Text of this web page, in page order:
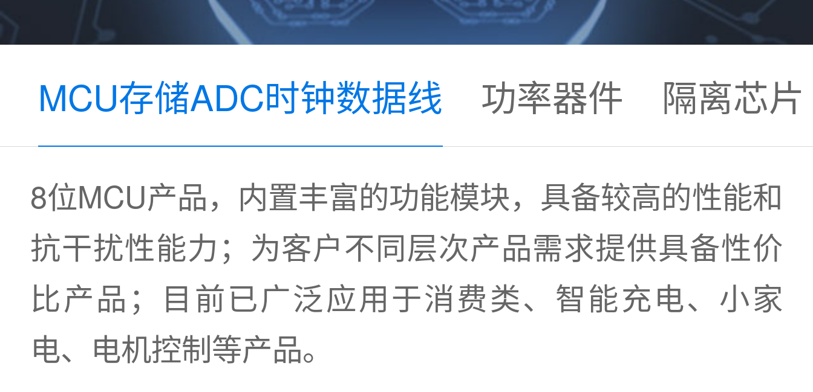
MCU存储ADC时钟数据线 功率器件 隔离芯片
8位MCU产品，内置丰富的功能模块，具备较高的性能和
抗干扰性能力；为客户不同层次产品需求提供具备性价
比产品；目前已广泛应用于消费类、智能充电、小家
电、电机控制等产品。